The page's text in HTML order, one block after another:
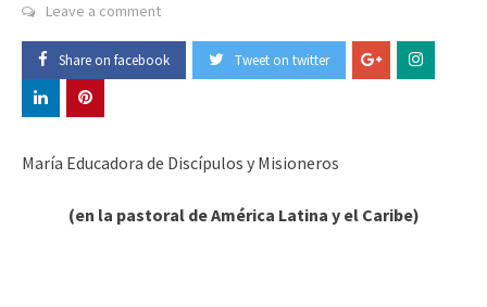
Leave a comment
Share on facebook Tweet on twitter
María Educadora de Discípulos y Misioneros
(en la pastoral de América Latina y el Caribe)